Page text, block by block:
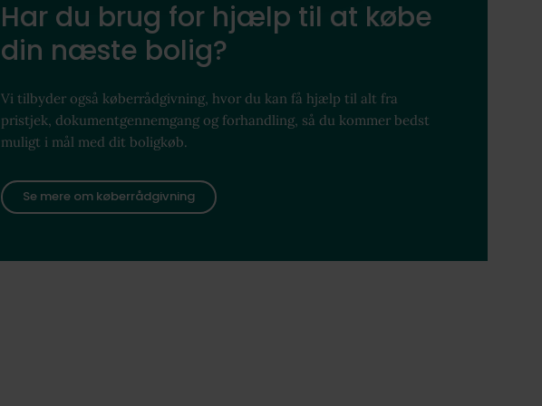
Har du brug for hjælp til at købe
din næste bolig?
Vi tilbyder også køberrådgivning, hvor du kan få hjælp til alt fra
pristjek, dokumentgennemgang og forhandling, så du kommer bedst
muligt i mål med dit boligkøb.
Se mere om køberrådgivning